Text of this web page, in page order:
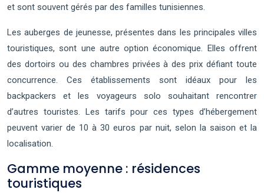
et sont souvent gérés par des familles tunisiennes.
Les auberges de jeunesse, présentes dans les principales villes
touristiques, sont une autre option économique. Elles offrent
des dortoirs ou des chambres privées à des prix défiant toute
concurrence. Ces établissements sont idéaux pour les
backpackers et les voyageurs solo souhaitant rencontrer
d’autres touristes. Les tarifs pour ces types d’hébergement
peuvent varier de 10 à 30 euros par nuit, selon la saison et la
localisation.
Gamme moyenne : résidences
touristiques